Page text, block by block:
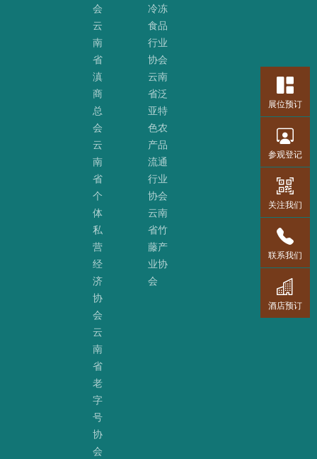
会
云
南
省
滇
商
总
会
云
南
省
个
体
私
营
经
济
协
会
云
南
省
老
字
号
协
会
冷冻
食品
行业
协会
云南
省泛
亚特
色农
产品
流通
行业
协会
云南
省竹
藤产
业协
会
展位预订
参观登记
关注我们
联系我们
酒店预订